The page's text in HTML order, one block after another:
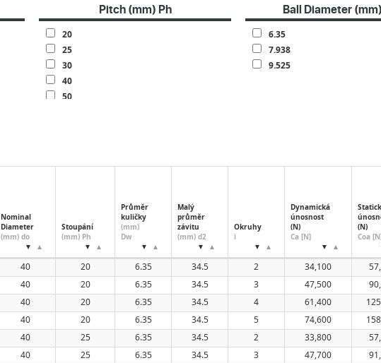
Pitch (mm) Ph
20
25
30
40
50
Ball Diameter
6.35
7.938
9.525
Nominal
Diameter
(mm) do
Stoupání
(mm) Ph
Průměr
kuličky
(mm)
Dw
Malý
průměr
závitu
(mm) d2
Okruhy
i
Dynamická
únosnost
(N)
Ca [N]
(N)
Coa
40 20 6.35 34.5 2 34,100
40 20 6.35 34.5 3 47,500
40 20 6.35 34.5 4 61,400
40 20 6.35 34.5 5 74,600
40 25 6.35 34.5 2 33,800
40 25 6.35 34.5 3 47,700